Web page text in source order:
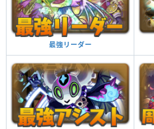
2ターンの間、最大HPと全員の攻撃力が1.5
収を無効化。
覚醒スキル
覚醒アシスト
他のモンスターにア
が付与される
ブラスターチャージ タ
自分以外のスキルが3ターン溜まる。3ター
無効を貫通、4コンボ加算。
覚醒スキル
最強リーダー